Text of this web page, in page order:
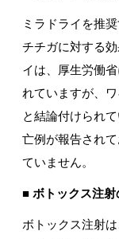
ミラドライを推
チチガに対する
イは、厚生労働
れていますが、
と結論付けられ
亡例が報告され
ていません。
■ ボトックス注
ボトックス注射